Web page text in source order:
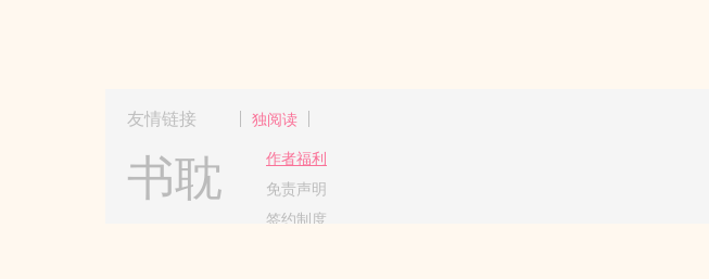
友情链接 独阅读
书耽
作者福利
免责声明
签约制度